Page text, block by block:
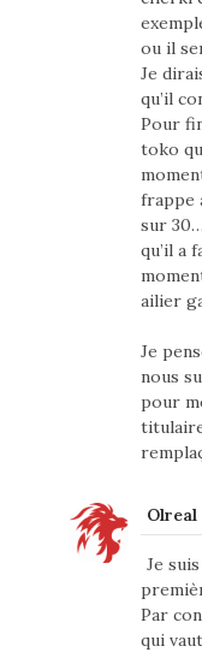
ou il
Je
qu’il
Pour
toko
frappe
sur
qu’il a
ailier
Je
nous
pour
Olreal
Je
Par
qui